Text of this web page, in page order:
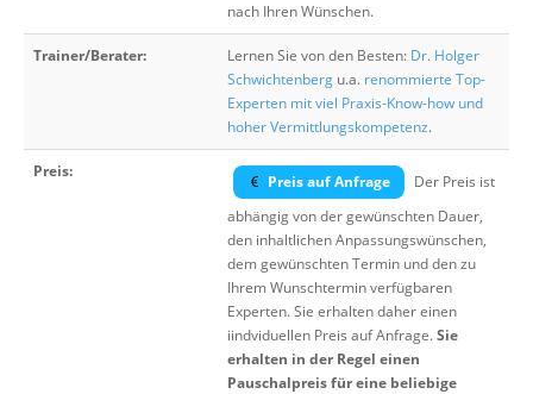
nach Ihren Wünschen.
Trainer/Berater: Lernen Sie von den Besten: Dr. Holger
Schwichtenberg u.a. renommierte Top-
Experten mit viel Praxis-Know-how und
hoher Vermittlungskompetenz.
Preis:
Preis auf Anfrage
Der Preis ist
abhängig von der gewünschten Dauer,
den inhaltlichen Anpassungswünschen,
dem gewünschten Termin und den zu
Ihrem Wunschtermin verfügbaren
Experten. Sie erhalten daher einen
iindviduellen Preis auf Anfrage.Sie
erhalten in der Regel einen
Pauschalpreis für eine beliebige